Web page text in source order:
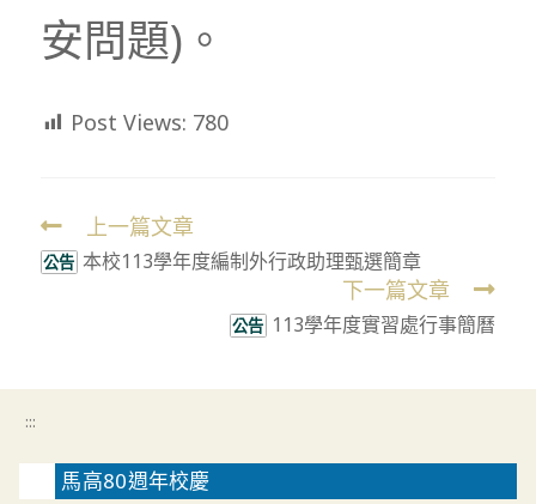
安問題)。
Post Views: 780
Read
more
上一篇文章
公告 本校113學年度編制外行政助理甄選簡章
下一篇文章
公告 113學年度實習處行事簡曆
:::
馬高80週年校慶